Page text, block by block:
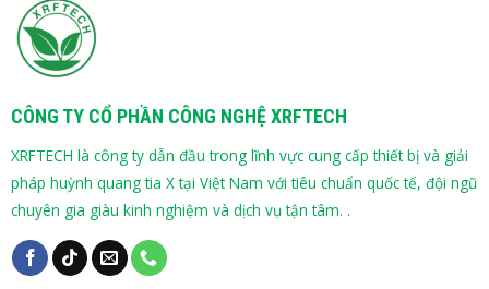
CÔNG TY CỔ PHẦN CÔNG NGHỆ XRFTECH
XRFTECH là công ty dẫn đầu trong lĩnh vực cung cấp thiết bị và giải
pháp huỳnh quang tia X tại Việt Nam với tiêu chuẩn quốc tế, đội ngũ
chuyên gia giàu kinh nghiệm và dịch vụ tận tâm. .